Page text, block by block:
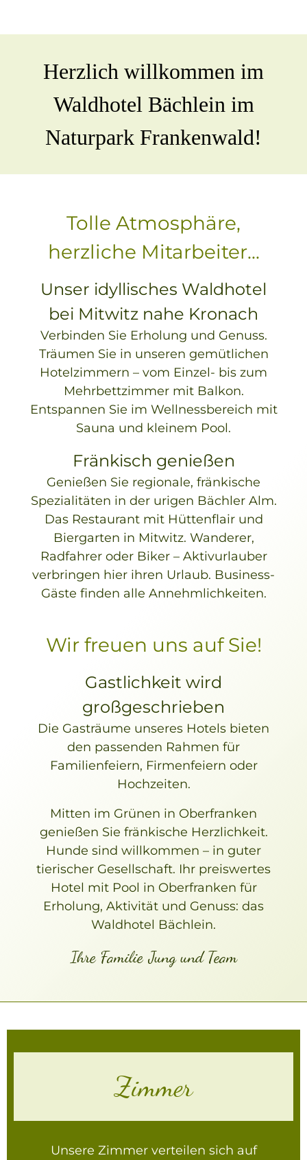
Herzlich willkommen im
Waldhotel Bächlein im
Naturpark Frankenwald!
Tolle Atmosphäre,
herzliche Mitarbeiter...
Unser idyllisches Waldhotel
bei Mitwitz nahe Kronach
Verbinden Sie Erholung und Genuss.
Träumen Sie in unseren gemütlichen
Hotelzimmern – vom Einzel- bis zum
Mehrbettzimmer mit Balkon.
Entspannen Sie im Wellnessbereich mit
Sauna und kleinem Pool.
Fränkisch genießen
Genießen Sie regionale, fränkische
Spezialitäten in der urigen Bächler Alm.
Das Restaurant mit Hüttenflair und
Biergarten in Mitwitz. Wanderer,
Radfahrer oder Biker – Aktivurlauber
verbringen hier ihren Urlaub. Business-
Gäste finden alle Annehmlichkeiten.
Wir freuen uns auf Sie!
Gastlichkeit wird
großgeschrieben
Die Gasträume unseres Hotels bieten
den passenden Rahmen für
Familienfeiern, Firmenfeiern oder
Hochzeiten.
Mitten im Grünen in Oberfranken
genießen Sie fränkische Herzlichkeit.
Hunde sind willkommen – in guter
tierischer Gesellschaft. Ihr preiswertes
Hotel mit Pool in Oberfranken für
Erholung, Aktivität und Genuss: das
Waldhotel Bächlein.
Ihre Familie Jung und Team
Zimmer
Unsere Zimmer verteilen sich auf